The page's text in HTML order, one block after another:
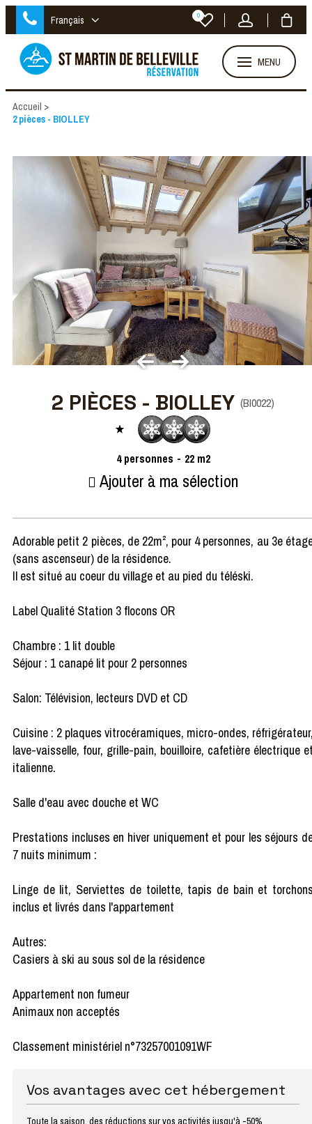
Français 0
MENU
Accueil >
2 pièces - BIOLLEY
2 PIÈCES - BIOLLEY (BI0022)
4 personnes 22 m2
Ajouter à ma sélection
Adorable petit 2 pièces, de 22m², pour 4 personnes, au 3e
(sans ascenseur) de la résidence.
Il est situé au coeur du village et au pied du téléski.
Label Qualité Station 3 flocons OR
Chambre : 1 lit double
Séjour : 1 canapé lit pour 2 personnes
Salon: Télévision, lecteurs DVD et CD
Cuisine : 2 plaques vitrocéramiques, micro-ondes,
lave-vaisselle, four, grille-pain, bouilloire, cafetière électrique
italienne.
Salle d'eau avec douche et WC
Prestations incluses en hiver uniquement et pour les séjours
7 nuits minimum :
Linge de lit, Serviettes de toilette, tapis de bain et
inclus et livrés dans l'appartement
Autres:
Casiers à ski au sous sol de la résidence
Appartement non fumeur
Animaux non acceptés
Classement ministériel n°73257001091WF
Vos avantages avec cet hébergement
Toute la saison, des réductions sur vos activités jusqu'à -50%